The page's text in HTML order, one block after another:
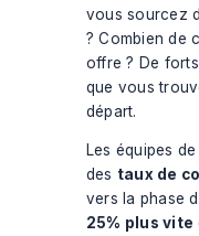
vous sourcez
? Combien de
offre ? De forts
que vous
départ.
Les équipes
des taux de
vers la phase
25% plus vite